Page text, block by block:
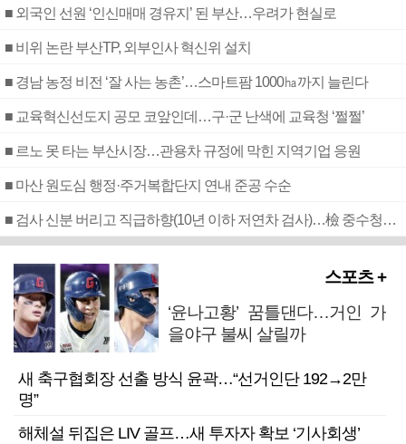
■ 외국인 선원 ‘인신매매 경유지’ 된 부산…우려가 현실로
■ 비위 논란 부산TP, 외부인사 혁신위 설치
■ 경남 농정 비전 ‘잘 사는 농촌’…스마트팜 1000㏊까지 늘린다
■ 교육혁신선도지 공모 코앞인데…구·군 난색에 교육청 ‘쩔쩔’
■ 르노 못 타는 부산시장…관용차 규정에 막힌 지역기업 응원
■ 마산 원도심 행정·주거복합단지 연내 준공 수순
■ 검사 신분 버리고 직급하향(10년 이하 저연차 검사)…檢 중수청행 기피
스포츠 +
‘윤나고황’ 꿈틀댄다…거인 가
을야구 불씨 살릴까
새 축구협회장 선출 방식 윤곽…“선거인단 192→2만
명”
해체설 뒤집은 LIV 골프…새 투자자 확보 ‘기사회생’